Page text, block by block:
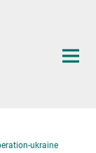
ukraine